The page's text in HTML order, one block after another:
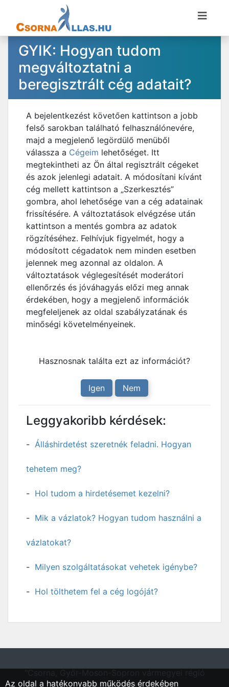
GYIK: Hogyan tudom
megváltoztatni a
beregisztrált cég adatait?
A bejelentkezést követően kattintson a jobb
felső sarokban található felhasználónevére,
majd a megjelenő legördülő menüből
válassza a Cégeim lehetőséget. Itt
megtekintheti az Ön által regisztrált cégeket
és azok jelenlegi adatait. A módosítani kívánt
cég mellett kattintson a „Szerkesztés”
gombra, ahol lehetősége van a cég adatainak
frissítésére. A változtatások elvégzése után
kattintson a mentés gombra az adatok
rögzítéséhez. Felhívjuk figyelmét, hogy a
módosított cégadatok nem minden esetben
jelennek meg azonnal az oldalon. A
változtatások véglegesítését moderátori
ellenőrzés és jóváhagyás előzi meg annak
érdekében, hogy a megjelenő információk
megfeleljenek az oldal szabályzatának és
minőségi követelményeinek.
Hasznosnak találta ezt az információt?
Igen Nem
Leggyakoribb kérdések:
Álláshirdetést szeretnék feladni. Hogyan
tehetem meg?
Hol tudom a hirdetésemet kezelni?
Mik a vázlatok? Hogyan tudom használni a
vázlatokat?
Milyen szolgáltatásokat vehetek igénybe?
Hol tölthetem fel a cég logóját?
állásportálja"
Az oldal a hatékonyabb működés érdekében